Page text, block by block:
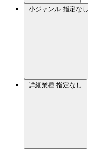
小ジャンル 指定なし
詳細業種 指定なし